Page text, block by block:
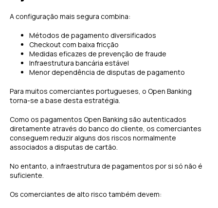
A configuração mais segura combina:
Métodos de pagamento diversificados
Checkout com baixa fricção
Medidas eficazes de prevenção de fraude
Infraestrutura bancária estável
Menor dependência de disputas de pagamento
Para muitos comerciantes portugueses, o Open Banking
torna-se a base desta estratégia.
Como os pagamentos Open Banking são autenticados
diretamente através do banco do cliente, os comerciantes
conseguem reduzir alguns dos riscos normalmente
associados a disputas de cartão.
No entanto, a infraestrutura de pagamentos por si só não é
suficiente.
Os comerciantes de alto risco também devem: